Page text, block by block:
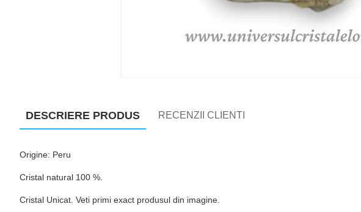
DESCRIERE PRODUS RECENZII CLIENTI
Origine: Peru
Cristal natural 100 %.
Cristal Unicat. Veti primi exact produsul din imagine.